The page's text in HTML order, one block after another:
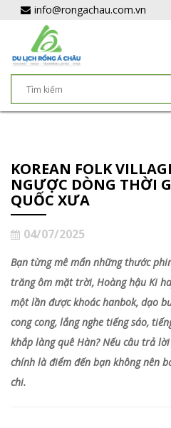
info@rongachau.com.vn
KOREAN FOLK
NGƯỢC DÒNG THỜI
QUỐC XƯA
04/07/2025
Bạn từng mê mẩn những thước
trăng ôm mặt trời, Hoàng hậu Ki
một lần được khoác hanbok, dạo
cong cong, lắng nghe tiếng sáo,
khắp làng quê Hàn? Nếu câu trả
chính là điểm đến bạn không nên
chi.